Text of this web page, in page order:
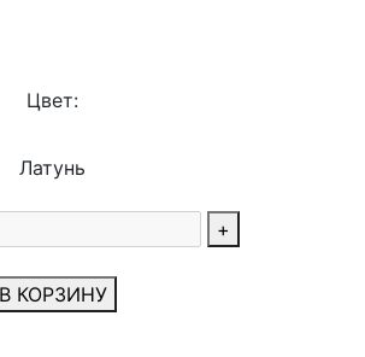
Цвет:
Латунь
+
В КОРЗИНУ